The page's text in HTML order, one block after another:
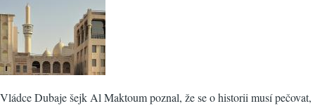
Vládce Dubaje šejk Al Maktoum poznal, že se o historii musí pečovat,